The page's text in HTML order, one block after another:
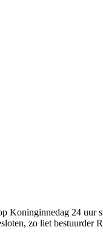
Koninginnedag 24 uur
zo liet bestuurder